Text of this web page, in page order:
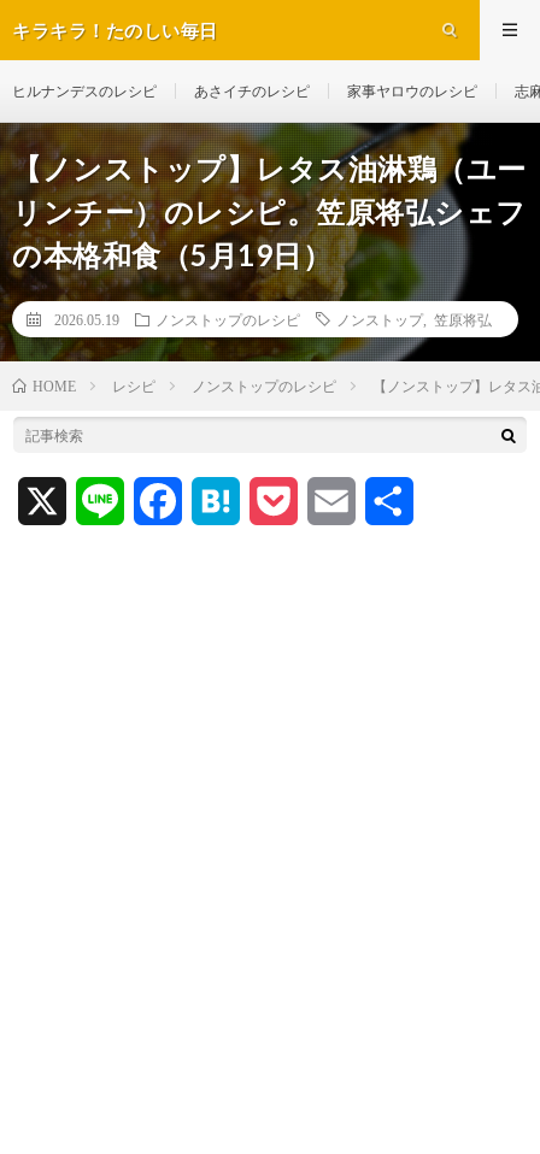
キラキラ！たのしい毎日
ヒルナンデスのレシピ あさイチのレシピ 家事ヤロウのレシピ 志
【ノンストップ】レタス油淋鶏（ユー
リンチー）のレシピ。笠原将弘シェフ
の本格和食（5月19日）
2026.05.19 ノンストップのレシピ ノンストップ, 笠原将弘
HOME レシピ ノンストップのレシピ 【ノンストップ】レタ